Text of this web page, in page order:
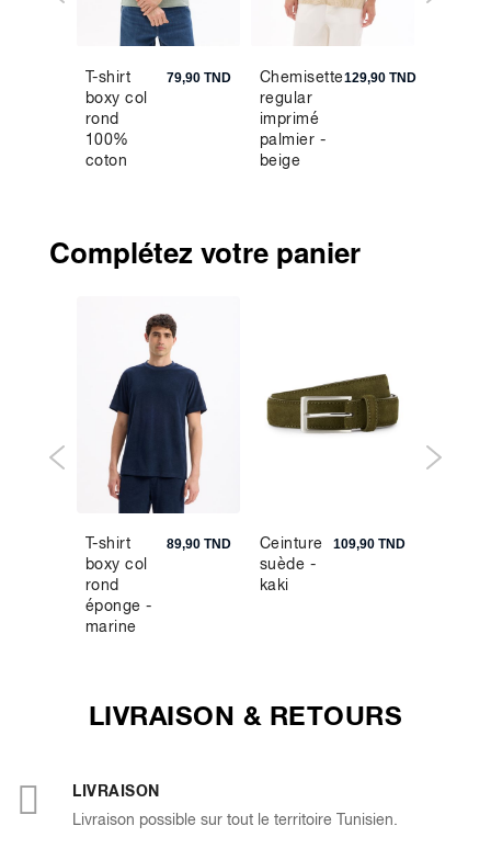
T-shirt
boxy col
rond
100%
coton
79,90 TND
Chemisette
regular
imprimé
palmier -
beige
129,90 TND
Complétez votre panier
T-shirt
boxy col
rond
éponge -
marine
89,90 TND
Ceinture
suède -
kaki
109,90 TND
LIVRAISON & RETOURS
LIVRAISON
Livraison possible sur tout le territoire Tunisien.